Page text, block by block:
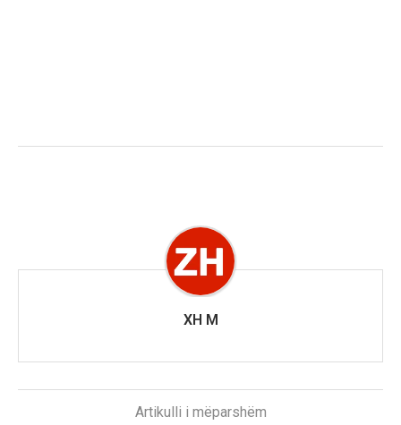
XH M
Artikulli i mëparshëm